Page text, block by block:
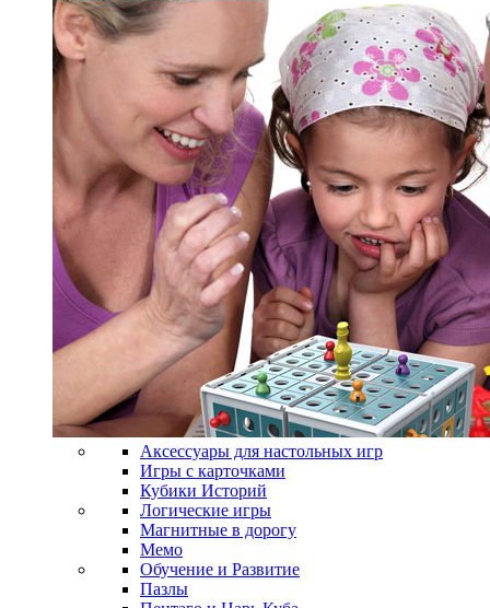
Аксессуары для настольных игр
Игры с карточками
Кубики Историй
Логические игры
Магнитные в дорогу
Мемо
Обучение и Развитие
Пазлы